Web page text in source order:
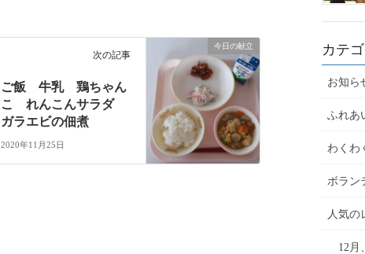
今日の献立
次の記事
ご飯 牛乳 鶏ちゃん
こ れんこんサラダ
ガラエビの佃煮
2020年11月25日
カテ
お知ら
ふれあ
わくわ
ボラン
人気の
12月